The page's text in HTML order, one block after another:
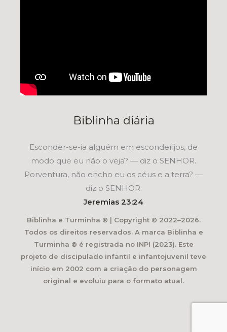
Biblinha diária
Esconder-se-ia alguém em esconderijos, de
modo que eu não o veja? — diz o SENHOR.
Porventura, não encho eu os céus e a terra? —
diz o SENHOR.
Jeremias 23:24
Biblinha e Turminha ® | Copyright © 2022–2026.
Todos os direitos reservados. A marca Biblinha e
Turminha ® é registrada no INPI (2023). Este
projeto de discipulado infantil e infantojuvenil teve
início em 2002 com a criação do personagem
original e evoluiu para o formato atual.